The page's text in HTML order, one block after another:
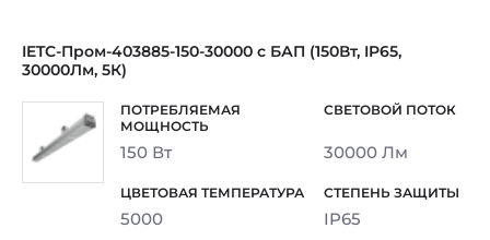
IETC-Пром-403885-150-30000 с БАП (150Вт, IP65,
30000Лм, 5К)
150 Вт 30000 Лм
5000 IP65